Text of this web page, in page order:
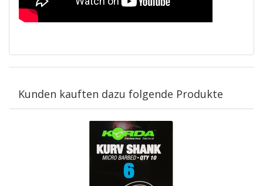
Kunden kauften dazu folgende Produkte